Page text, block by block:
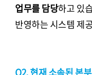
업무를 담당하고 있
반영하는 시스템 제
Q2. 현재 소속된 본